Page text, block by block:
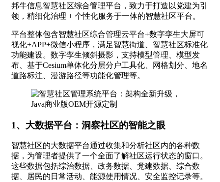
邦牛信息智慧社区综合管理平台，致力于打造以党建为引
领，精细化治理 + 个性化服务于一体的智慧社区平台。
平台整体包含智慧社区综合管理云平台+数字孪生大屏可
视化+APP+微信小程序，满足智慧街道、智慧社区标准化
功能建设。数字孪生倾斜摄影，支持模型管理、模型发
布、基于Cesium单体化分层分户工具化、网格划分、地名
道路标注、漫游路径等功能化管理等。
1、大数据平台：洞察社区的智能之眼
智慧社区的大数据平台通过收集和分析社区内的各种数
据，为管理者提供了一个全面了解社区运行状态的窗口。
这些数据包括综治数据、政务数据、党建数据、综合数
据、居民的日常活动、能源使用情况、安全监控记录等。